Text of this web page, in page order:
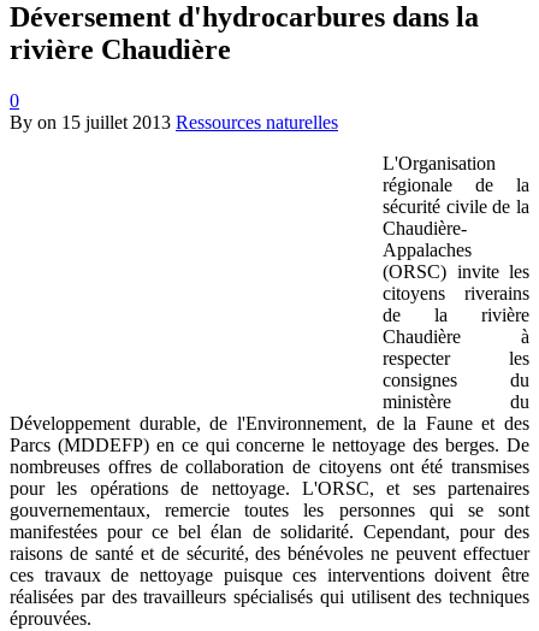
Déversement d'hydrocarbures dans la
rivière Chaudière
0
By on 15 juillet 2013 Ressources naturelles
L'Organisation
régionale de la
sécurité civile de la
Chaudière-
Appalaches
(ORSC) invite les
citoyens riverains
de la rivière
Chaudière à
respecter les
consignes du
ministère du
Développement durable, de l'Environnement, de la Faune et des
Parcs (MDDEFP) en ce qui concerne le nettoyage des berges. De
nombreuses offres de collaboration de citoyens ont été transmises
pour les opérations de nettoyage. L'ORSC, et ses partenaires
gouvernementaux, remercie toutes les personnes qui se sont
manifestées pour ce bel élan de solidarité. Cependant, pour des
raisons de santé et de sécurité, des bénévoles ne peuvent effectuer
ces travaux de nettoyage puisque ces interventions doivent être
réalisées par des travailleurs spécialisés qui utilisent des techniques
éprouvées.